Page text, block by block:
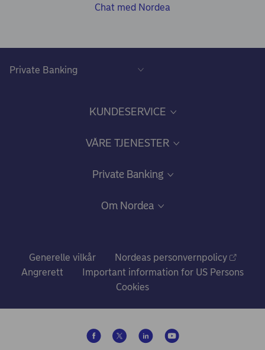
Chat med Nordea
KUNDESERVICE
Hvorfor stiller vi spørsmål?
VÅRE TJENESTER
Private Banking
Om Nordea
Hvem vi er
Nordea i tall
Generelle vilkår
Nordeas personvernpolicy
Angrerett
Important information for US Persons
Cookies